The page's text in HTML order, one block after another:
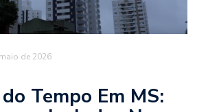
de 2026
Tempo Em MS: